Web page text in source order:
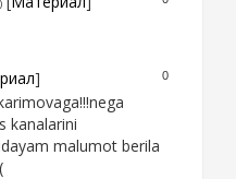
0
]
kanalarini
malumot berila